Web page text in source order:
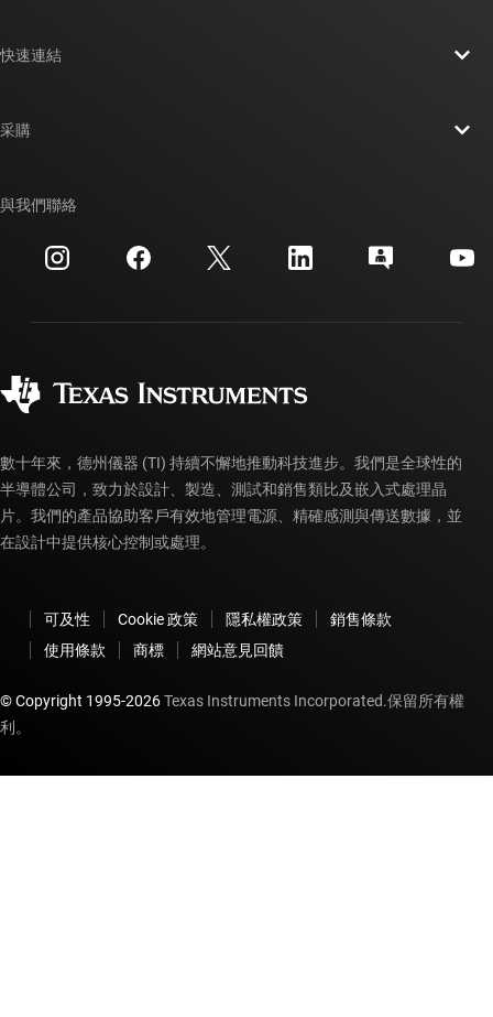
投資人關系
製造
快速連結
交互參考搜索
客戶支援中心
myTI 帳戶常見問題解答
采購
訂購 FAQ
與我們聯絡
數十年來，德州儀器 (TI) 持續不懈地推動科技進步。我們是全球性的
半導體公司，致力於設計、製造、測試和銷售類比及嵌入式處理晶
片。我們的產品協助客戶有效地管理電源、精確感測與傳送數據，並
在設計中提供核心控制或處理。
可及性 Cookie 政策 隱私權政策
銷售條款
使用條款
商標 網站意見回饋
© Copyright 1995-2026Texas Instruments Incorporated.保留所有權
利。